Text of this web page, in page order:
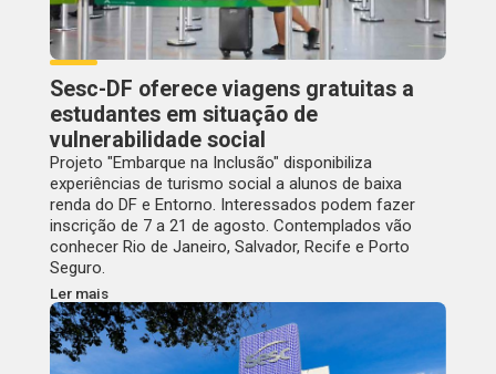
Sesc-DF oferece viagens gratuitas a
estudantes em situação de
vulnerabilidade social
Projeto "Embarque na Inclusão" disponibiliza
experiências de turismo social a alunos de baixa
renda do DF e Entorno. Interessados podem fazer
inscrição de 7 a 21 de agosto. Contemplados vão
conhecer Rio de Janeiro, Salvador, Recife e Porto
Seguro.
Ler mais